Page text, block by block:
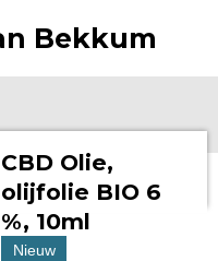
Bekkum
CBD Olie,
olijfolie BIO 6
%, 10ml
Nieuw